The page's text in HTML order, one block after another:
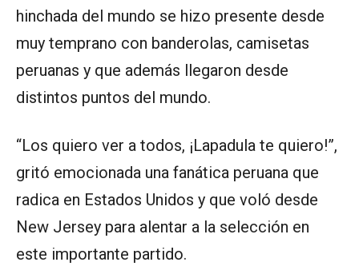
hinchada del mundo se hizo presente desde
muy temprano con banderolas, camisetas
peruanas y que además llegaron desde
distintos puntos del mundo.
“Los quiero ver a todos, ¡Lapadula te quiero!”,
gritó emocionada una fanática peruana que
radica en Estados Unidos y que voló desde
New Jersey para alentar a la selección en
este importante partido.